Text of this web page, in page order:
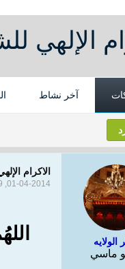
الإلهي
آخر نشاط
ماسي
الاكرام
01-04-2014, 09:09 PM